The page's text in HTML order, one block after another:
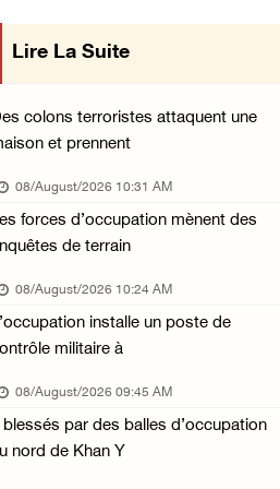
Environ 70 000 fidèles ont accompli la
07/August/2026 02:45 PM
La présidence palestinienne
07/August/2026 02:42 PM
Incursions et barrages improvisés :
07/August/2026 02:13 PM
« La force ne garantira ni sécurité ni
07/August/2026 01:58 PM
Khalayel al-Louz : des colons
07/August/2026 01:53 PM
Nouvelle attaque de colons à
mise en œuvre des décisions
Central concernant les
Lire La Suite
colons terroristes attaquent une
et prennent
08/August/2026 10:31 AM
forces d’occupation mènent des
de terrain
08/August/2026 10:24 AM
installe un poste de
militaire à
08/August/2026 09:45 AM
blessés par des balles d’occupation
nord de Khan Y